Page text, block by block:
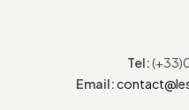
Tel:
Email: